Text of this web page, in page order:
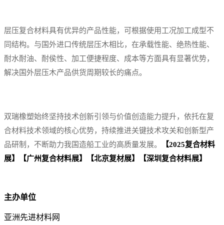
层压复合材料具有优异的产品性能，可根据使用工况加工成型不
同结构。与国外进口传统层压木相比，在承载性能、绝热性能、
耐水耐油、耐侯性、加工便捷程度、成本等方面具有显著优势，
解决国外层压木产品供货周期较长的痛点。
双瑞橡塑始终坚持技术创新引领与价值创造能力提升，依托在复
合材料技术领域的核心优势，持续推进关键技术攻关和创新型产
品研制，不断助力我国造船工业的高质量发展。
【2025复合材料
展】【广州复合材料展】【北京复材展】【深圳复合材料展】
主办单位
亚洲先进材料网